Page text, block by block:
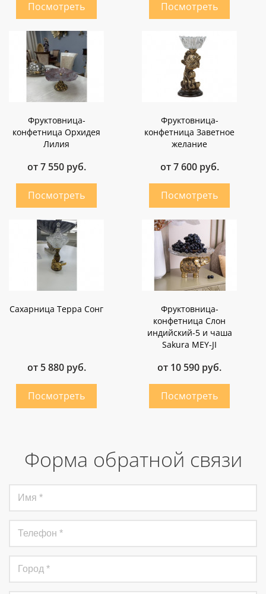
Фруктовница-
конфетница Орхидея
Лилия
от 7 550 руб.
Фруктовница-
конфетница Заветное
желание
от 7 600 руб.
Сахарница Терра Сонг
от 5 880 руб.
Фруктовница-
конфетница Слон
индийский-5 и чаша
Sakura MEY-JI
от 10 590 руб.
Форма обратной связи